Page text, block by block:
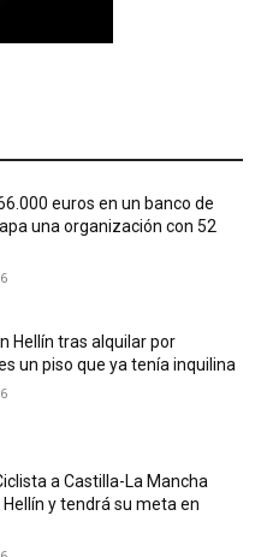
euros en un banco de
una organización con 52
Hellín tras alquilar por
un piso que ya tenía inquilina
a Castilla-La Mancha
y tendrá su meta en